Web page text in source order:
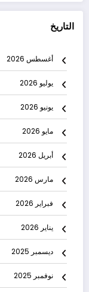
التاريخ
أغسطس 2026
يوليو 2026
يونيو 2026
مايو 2026
أبريل 2026
مارس 2026
فبراير 2026
يناير 2026
ديسمبر 2025
نوفمبر 2025